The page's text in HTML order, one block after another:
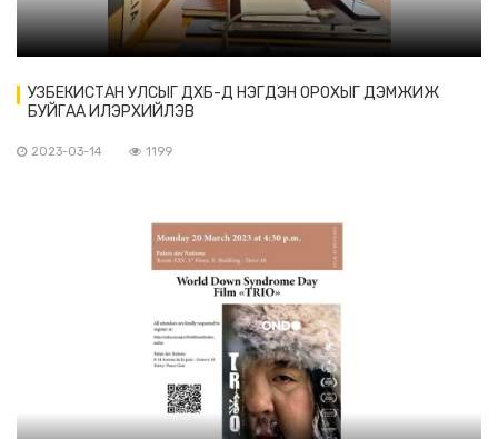
УЗБЕКИСТАН УЛСЫГ ДХБ-Д НЭГДЭН ОРОХЫГ ДЭМЖИЖ
БУЙГАА ИЛЭРХИЙЛЭВ
2023-03-14 1199